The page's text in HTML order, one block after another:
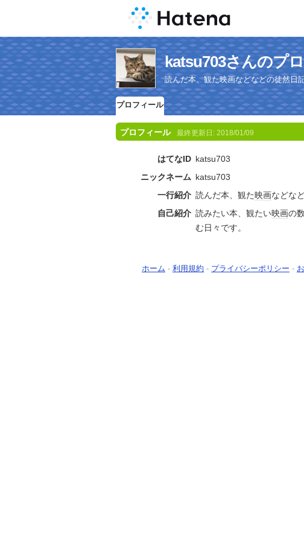
katsu703さんのプ
読んだ本、観た映画などなどの徒然日
プロフィール
プロフィール 最終更新日: 2018/01/09
はてなID katsu703
ニックネーム katsu703
一行紹介 読んだ本、観た映画などな
自己紹介 読みたい本、観たい映画の
む日々です。
ホーム - 利用規約 - プライバシーポリシー -